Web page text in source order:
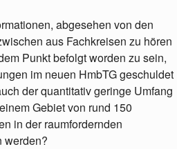
abgesehen von den
aus Fachkreisen zu hören
Punkt befolgt worden zu sein,
im neuen HmbTG geschuldet
der quantitativ geringe Umfang
Gebiet von rund 150
in der raumfordernden
werden?